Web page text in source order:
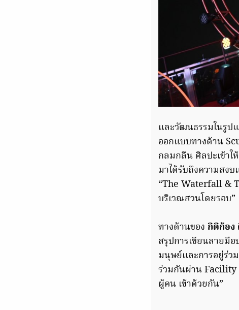
และวัฒนธรรมในรูป
ออกแบบทางด้าน
กลมกลืน ศิลปะเข้าใ
มาได้รับถึงความสง
“The Waterfall &
บริเวณสวนโดยรอบ”
ทางด้านของ กิติก้อง
สรุปการเขียนลายมื
มนุษย์และการอยู่ร่ว
ร่วมกันผ่าน Facility
ผู้คน เข้าด้วยกัน”